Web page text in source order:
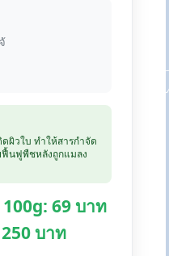
ผิวใบ ทำให้สารกำจัด
นฟูพืชหลังถูกแมลง
69 บาท
บาท